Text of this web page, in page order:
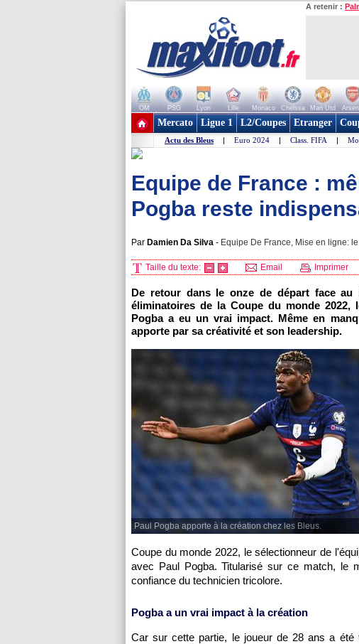
A retenir :
OM PSG Lyon Lille Monaco Chelsea Man Utd
+ de clubs
Mercato Ligue 1 L2/Coupes Etranger
Actu des Bleus | Euro 2024 | Class. FIFA |
Equipe de France :
Pogba reste
Par Damien Da Silva - Equipe De France, Mise en ligne: le
Taille du texte: Email Imprimer
De retour dans le onze de départ face au
éliminatoires de la Coupe du monde
Pogba a eu un vrai impact. Même en
apporte par sa créativité et son leadership.
Paul Pogba apporte à la création chez les Bleus.
Coupe du monde 2022, le sélectionneur de
avec Paul Pogba. Titularisé sur ce match, le
confiance du technicien tricolore.
Pogba a un vrai impact à la création
Car sur cette partie, le joueur de 28 ans a